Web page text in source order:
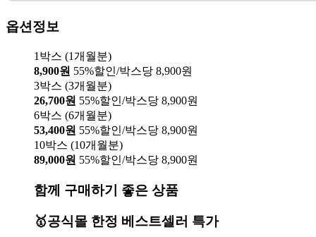
옵션정보
1박스 (1개월분)
8,900원 55%할인/박스당 8,900원
3박스 (3개월분)
26,700원 55%할인/박스당 8,900원
6박스 (6개월분)
53,400원 55%할인/박스당 8,900원
10박스 (10개월분)
89,000원 55%할인/박스당 8,900원
함께 구매하기 좋은 상품
🥇공식몰 한정 베스트셀러 특가